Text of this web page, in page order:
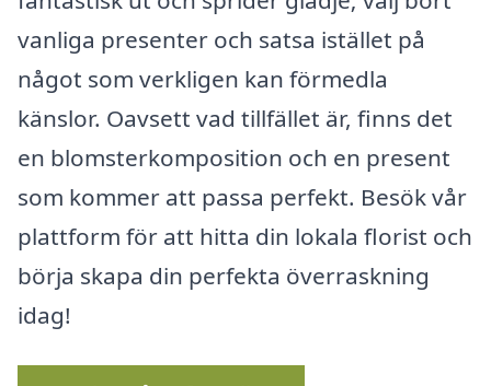
vanliga presenter och satsa istället på
något som verkligen kan förmedla
känslor. Oavsett vad tillfället är, finns det
en blomsterkomposition och en present
som kommer att passa perfekt. Besök vår
plattform för att hitta din lokala florist och
börja skapa din perfekta överraskning
idag!